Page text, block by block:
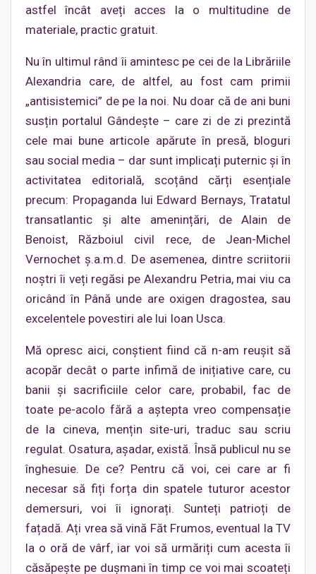
astfel încât aveți acces la o multitudine de
materiale, practic gratuit.
Nu în ultimul rând îi amintesc pe cei de la Librăriile
Alexandria care, de altfel, au fost cam primii
„antisistemici” de pe la noi. Nu doar că de ani buni
susțin portalul Gândește – care zi de zi prezintă
cele mai bune articole apărute în presă, bloguri
sau social media – dar sunt implicați puternic și în
activitatea editorială, scoțând cărți esențiale
precum: Propaganda lui Edward Bernays, Tratatul
transatlantic și alte amenințări, de Alain de
Benoist, Războiul civil rece, de Jean-Michel
Vernochet ş.a.m.d. De asemenea, dintre scriitorii
noștri îi veți regăsi pe Alexandru Petria, mai viu ca
oricând în Până unde are oxigen dragostea, sau
excelentele povestiri ale lui Ioan Usca.
Mă opresc aici, conștient fiind că n-am reușit să
acopăr decât o parte infimă de inițiative care, cu
banii și sacrificiile celor care, probabil, fac de
toate pe-acolo fără a aștepta vreo compensație
de la cineva, mențin site-uri, traduc sau scriu
regulat. Osatura, așadar, există. Însă publicul nu se
înghesuie. De ce? Pentru că voi, cei care ar fi
necesar să fiți forța din spatele tuturor acestor
demersuri, voi îi ignorați. Sunteți patrioți de
fațadă. Ați vrea să vină Făt Frumos, eventual la TV
la o oră de vârf, iar voi să urmăriți cum acesta îi
căsăpește pe dușmani în timp ce voi mai scoateți